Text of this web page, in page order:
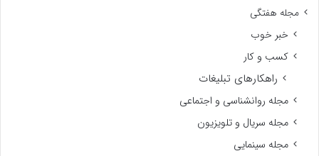
مجله هفتگی
خبر خوب
کسب و کار
راهکارهای تبلیغات
مجله روانشناسی و اجتماعی
مجله سریال و تلویزیون
مجله سینمایی